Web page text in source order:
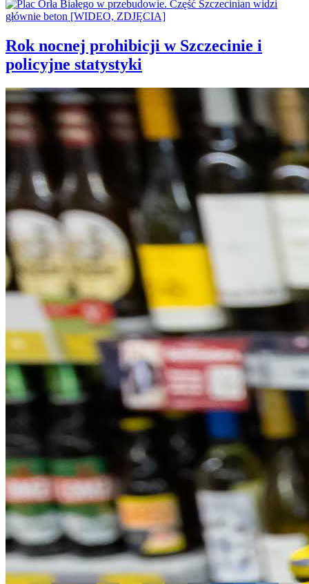
Rok nocnej prohibicji w Szczecinie i
policyjne statystyki